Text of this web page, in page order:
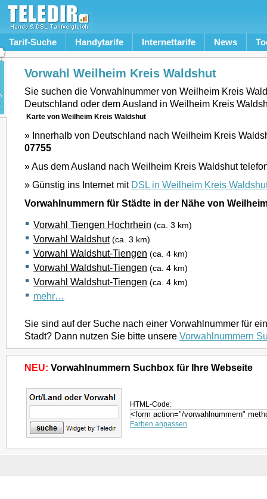
Tarif-Suche Handytarife Internettarife News
Vorwahl Weilheim Kreis Waldshut
Sie suchen die Vorwahlnummer von Weilheim Kreis
Deutschland oder dem Ausland in Weilheim Kreis
Karte von Weilheim Kreis Waldshut
» Innerhalb von Deutschland nach Weilheim Kreis
07755
» Aus dem Ausland nach Weilheim Kreis Waldshut
» Günstig ins Internet mit DSL in Weilheim Kreis
Vorwahlnummern für Städte in der Nähe von
Vorwahl Tiengen Hochrhein (ca. 3 km)
Vorwahl Waldshut (ca. 3 km)
Vorwahl Waldshut-Tiengen (ca. 4 km)
Vorwahl Waldshut-Tiengen (ca. 4 km)
Vorwahl Waldshut-Tiengen (ca. 4 km)
mehr…
Sie sind auf der Suche nach einer Vorwahlnummer für
Stadt? Dann nutzen Sie bitte unsere Vorwahlnummern
NEU: Vorwahlnummern Suchbox für Ihre Webseite
HTML-Code:
Farben anpassen